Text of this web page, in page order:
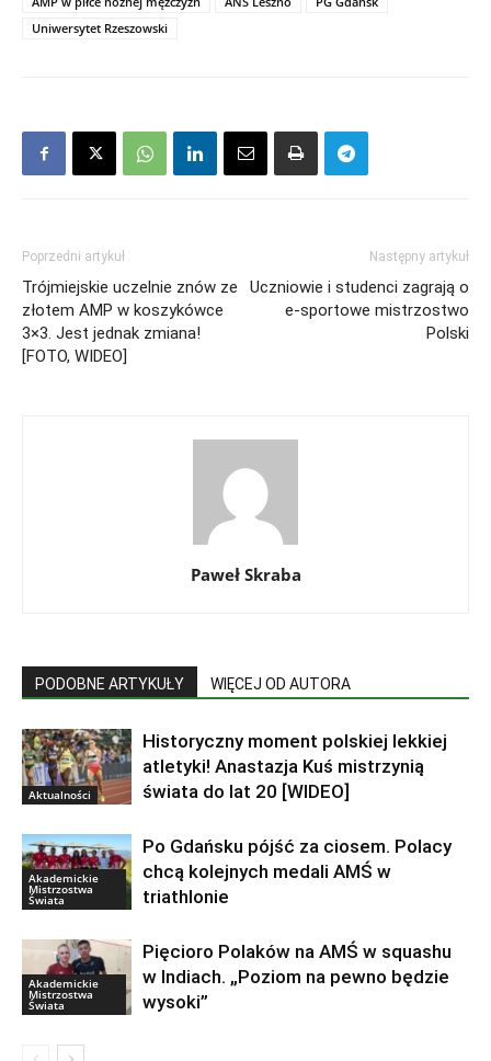
Uniwersytet Rzeszowski
Poprzedni artykuł
Trójmiejskie uczelnie znów ze
złotem AMP w koszykówce
3×3. Jest jednak zmiana!
[FOTO, WIDEO]
Następny artykuł
Uczniowie i studenci zagrają o
e-sportowe mistrzostwo
Polski
Paweł Skraba
PODOBNE ARTYKUŁY WIĘCEJ OD AUTORA
Aktualności
Historyczny moment polskiej lekkiej
atletyki! Anastazja Kuś mistrzynią
świata do lat 20 [WIDEO]
Akademickie
Mistrzostwa
Świata
Po Gdańsku pójść za ciosem. Polacy
chcą kolejnych medali AMŚ w
triathlonie
Akademickie
Mistrzostwa
Świata
Pięcioro Polaków na AMŚ w squashu
w Indiach. „Poziom na pewno będzie
wysoki”